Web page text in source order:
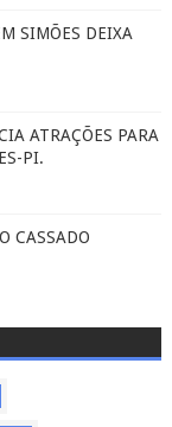
SIMÕES DEIXA
ATRAÇÕES PARA
PI.
CASSADO